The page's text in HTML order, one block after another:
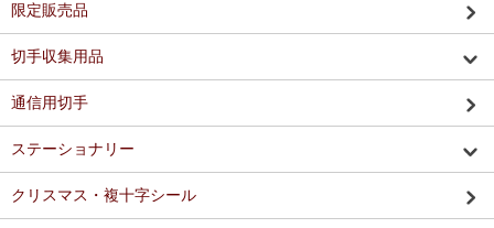
限定販売品
切手収集用品
通信用切手
ステーショナリー
クリスマス・複十字シール